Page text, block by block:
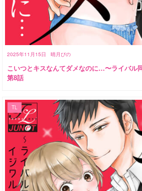
2025年11月15日 晴月ぴの
こいつとキスなんてダメなのに…〜ライバル
第8話
TL